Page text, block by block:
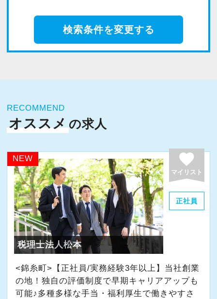
検索条件を変更する
RECOMMEND
オススメ の求人
NEW favorite
マイリスト
正社員
税理士法人松本
<錦糸町>【正社員/実務経験3年以上】当社創業
の地！独自の評価制度で早期キャリアアップも
可能♪多種多様な手当・福利厚生で働きやすさ